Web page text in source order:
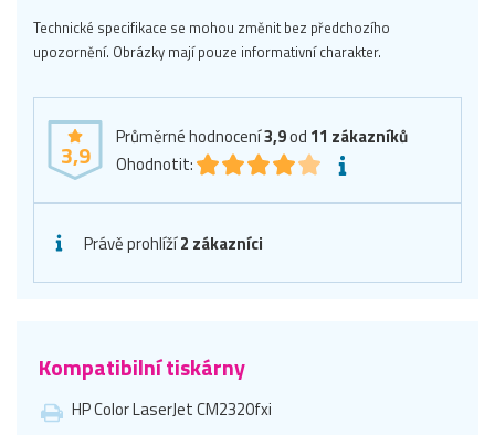
Technické specifikace se mohou změnit bez předchozího
upozornění. Obrázky mají pouze informativní charakter.
3,9
Průměrné hodnocení3,9od 11 zákazníků
Ohodnotit:
Právě prohlíží2 zákazníci
Kompatibilní tiskárny
HP Color LaserJet CM2320fxi